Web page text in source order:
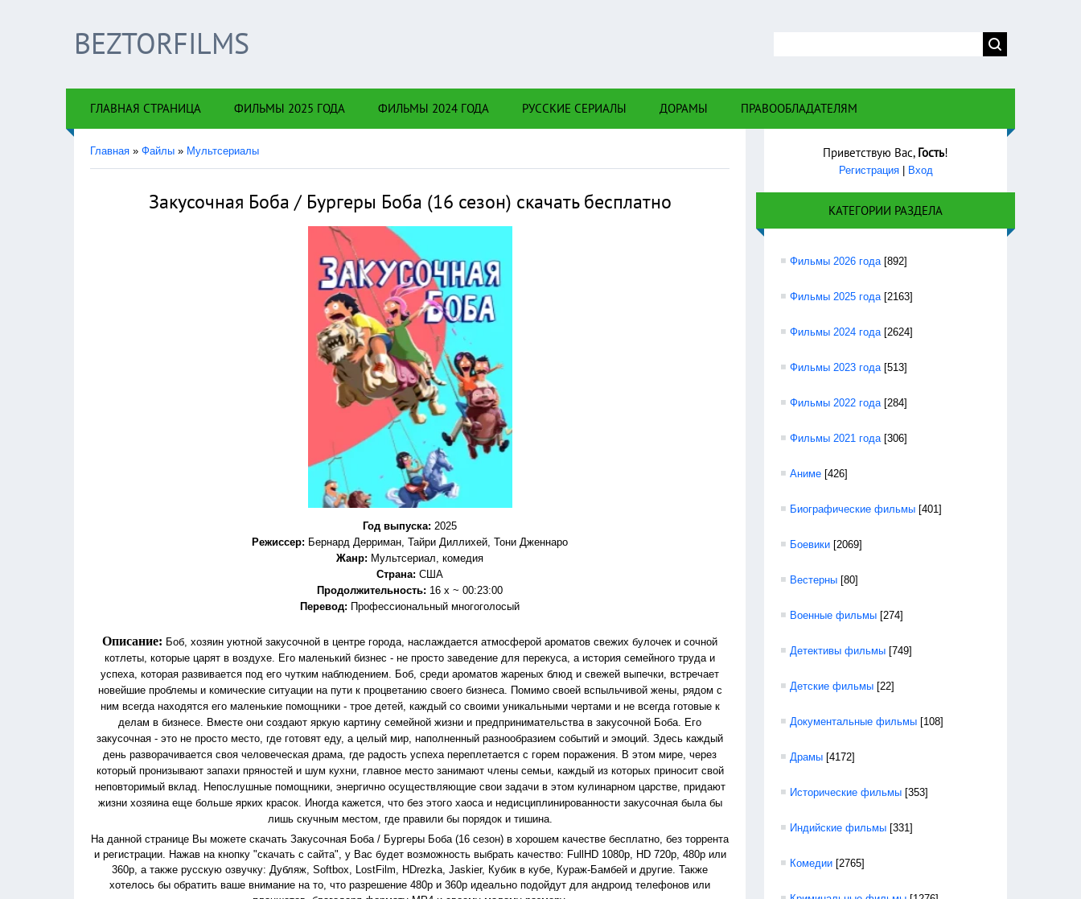
BEZTORFILMS
ГЛАВНАЯ СТРАНИЦА ФИЛЬМЫ 2025 ГОДА ФИЛЬМЫ 2024 ГОДА РУССКИЕ СЕРИАЛЫ ДОРАМЫ ПРАВООБЛАДАТЕЛЯМ
Главная » Файлы » Мультсериалы
Закусочная Боба / Бургеры Боба (16 сезон) скачать бесплатно
Год выпуска: 2025
Режиссер: Бернард Дерриман, Тайри Диллихей, Тони Дженнаро
Жанр: Мультсериал, комедия
Страна: США
Продолжительность: 16 x ~ 00:23:00
Перевод: Профессиональный многоголосый
Описание: Боб, хозяин уютной закусочной в центре города, наслаждается атмосферой ароматов свежих булочек и сочной
котлеты, которые царят в воздухе. Его маленький бизнес - не просто заведение для перекуса, а история семейного труда и
успеха, которая развивается под его чутким наблюдением. Боб, среди ароматов жареных блюд и свежей выпечки, встречает
новейшие проблемы и комические ситуации на пути к процветанию своего бизнеса. Помимо своей вспыльчивой жены, рядом с
ним всегда находятся его маленькие помощники - трое детей, каждый со своими уникальными чертами и не всегда готовые к
делам в бизнесе. Вместе они создают яркую картину семейной жизни и предпринимательства в закусочной Боба. Его
закусочная - это не просто место, где готовят еду, а целый мир, наполненный разнообразием событий и эмоций. Здесь каждый
день разворачивается своя человеческая драма, где радость успеха переплетается с горем поражения. В этом мире, через
который пронизывают запахи пряностей и шум кухни, главное место занимают члены семьи, каждый из которых приносит свой
неповторимый вклад. Непослушные помощники, энергично осуществляющие свои задачи в этом кулинарном царстве, придают
жизни хозяина еще больше ярких красок. Иногда кажется, что без этого хаоса и недисциплинированности закусочная была бы
лишь скучным местом, где правили бы порядок и тишина.
На данной странице Вы можете скачать Закусочная Боба / Бургеры Боба (16 сезон) в хорошем качестве бесплатно, без торрента
и регистрации. Нажав на кнопку "скачать с сайта", у Вас будет возможность выбрать качество: FullHD 1080p, HD 720p, 480p или
360p, а также русскую озвучку: Дубляж, Softbox, LostFilm, HDrezka, Jaskier, Кубик в кубе, Кураж-Бамбей и другие. Также
хотелось бы обратить ваше внимание на то, что разрешение 480p и 360p идеально подойдут для андроид телефонов или
Нажмите на в плеере
!!!Если Вы с телефона сперва нажмите на троеточие в правом
Приветствую Вас, Гость!
Регистрация| Вход
КАТЕГОРИИ РАЗДЕЛА
Фильмы 2026 года [892]
Фильмы 2025 года [2163]
Фильмы 2024 года [2624]
Фильмы 2023 года [513]
Фильмы 2022 года [284]
Фильмы 2021 года [306]
Аниме [426]
Биографические фильмы [401]
Боевики [2069]
Вестерны [80]
Военные фильмы [274]
Детективы фильмы [749]
Детские фильмы [22]
Документальные фильмы [108]
Драмы [4172]
Исторические фильмы [353]
Индийские фильмы [331]
Комедии [2765]